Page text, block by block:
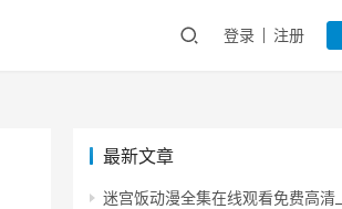
登录 注册
最新文章
迷宫饭动漫全集在线观看免费高清